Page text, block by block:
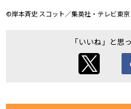
©岸本斉史 スコット／集英社・テレビ東京
「いいね」と思